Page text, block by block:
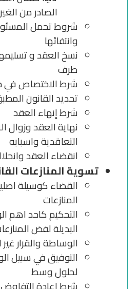
الصادر من الغير
شروط تحمل
وانتفائها
نسخ العقد و
طرف
شرط الاختصاص في
تحديد القانون
شرط إنهاء العقد
نهاية العقد وزوال
التعاقدية واسبابه
انقضاء العقد
تسوية المنازعات
القضاء كوسيلة
المنازعات
التحكيم كاحد اهم
البديلة لفض
الوساطة والقرار غير
التوفيق في سبيل
لحلول وسط